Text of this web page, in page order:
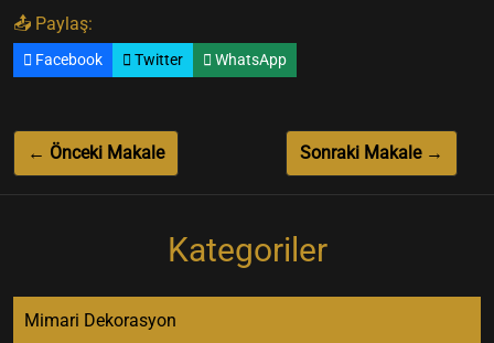
📤 Paylaş:
Facebook Twitter WhatsApp
← Önceki Makale Sonraki Makale →
Kategoriler
Mimari Dekorasyon